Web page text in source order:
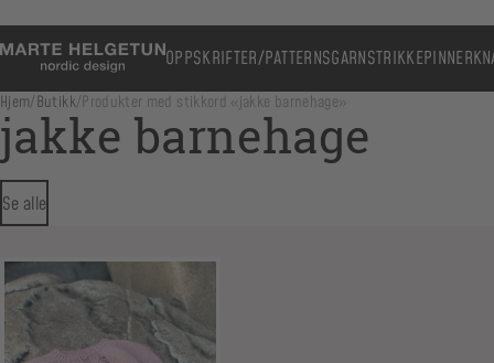
OPPSKRIFTER/PATTERNSGARNSTRIKKEPINNER
Hjem/Butikk/ Produkter med stikkord «jakke barnehage»
jakke barnehage
Se alle